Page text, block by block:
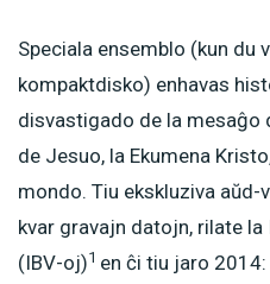
Speciala ensemblo (kun du
kompaktdisko) enhavas
disvastigado de la mesaĝo
de Jesuo, la Ekumena
mondo. Tiu ekskluziva
kvar gravajn datojn, rilate
(IBV-oj)1 en ĉi tiu jaro 2014: